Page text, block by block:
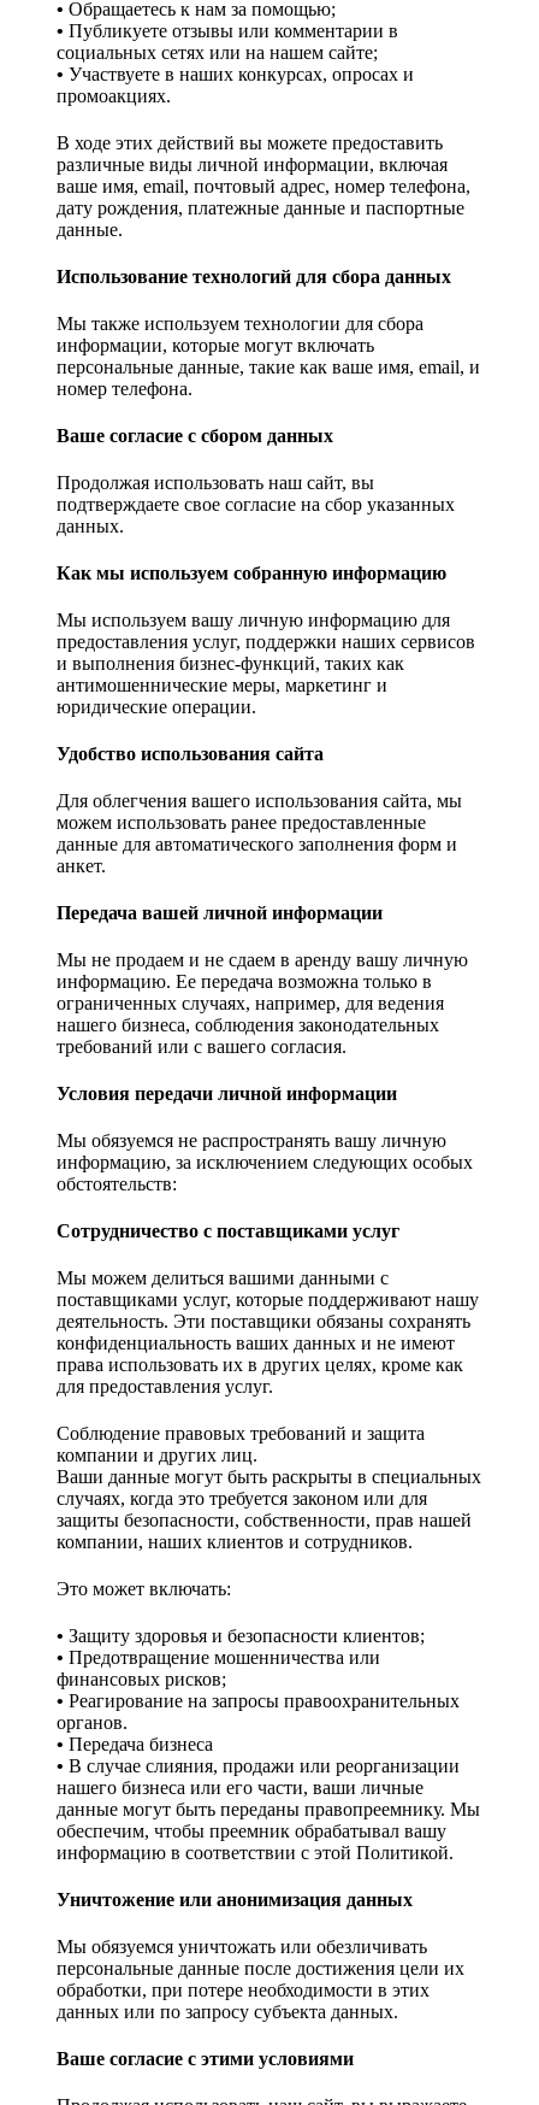
• Обращаетесь к нам за помощью;
• Публикуете отзывы или комментарии в
социальных сетях или на нашем сайте;
• Участвуете в наших конкурсах, опросах и
промоакциях.
В ходе этих действий вы можете предоставить
различные виды личной информации, включая
ваше имя, email, почтовый адрес, номер телефона,
дату рождения, платежные данные и паспортные
данные.
Использование технологий для сбора данных
Мы также используем технологии для сбора
информации, которые могут включать
персональные данные, такие как ваше имя, email, и
номер телефона.
Ваше согласие с сбором данных
Продолжая использовать наш сайт, вы
подтверждаете свое согласие на сбор указанных
данных.
Как мы используем собранную информацию
Мы используем вашу личную информацию для
предоставления услуг, поддержки наших сервисов
и выполнения бизнес-функций, таких как
антимошеннические меры, маркетинг и
юридические операции.
Удобство использования сайта
Для облегчения вашего использования сайта, мы
можем использовать ранее предоставленные
данные для автоматического заполнения форм и
анкет.
Передача вашей личной информации
Мы не продаем и не сдаем в аренду вашу личную
информацию. Ее передача возможна только в
ограниченных случаях, например, для ведения
нашего бизнеса, соблюдения законодательных
требований или с вашего согласия.
Условия передачи личной информации
Мы обязуемся не распространять вашу личную
информацию, за исключением следующих особых
обстоятельств:
Сотрудничество с поставщиками услуг
Мы можем делиться вашими данными с
поставщиками услуг, которые поддерживают нашу
деятельность. Эти поставщики обязаны сохранять
конфиденциальность ваших данных и не имеют
права использовать их в других целях, кроме как
для предоставления услуг.
Соблюдение правовых требований и защита
компании и других лиц.
Ваши данные могут быть раскрыты в специальных
случаях, когда это требуется законом или для
защиты безопасности, собственности, прав нашей
компании, наших клиентов и сотрудников.
Это может включать:
• Защиту здоровья и безопасности клиентов;
• Предотвращение мошенничества или
финансовых рисков;
• Реагирование на запросы правоохранительных
органов.
• Передача бизнеса
• В случае слияния, продажи или реорганизации
нашего бизнеса или его части, ваши личные
данные могут быть переданы правопреемнику. Мы
обеспечим, чтобы преемник обрабатывал вашу
информацию в соответствии с этой Политикой.
Уничтожение или анонимизация данных
Мы обязуемся уничтожать или обезличивать
персональные данные после достижения цели их
обработки, при потере необходимости в этих
данных или по запросу субъекта данных.
Ваше согласие с этими условиями